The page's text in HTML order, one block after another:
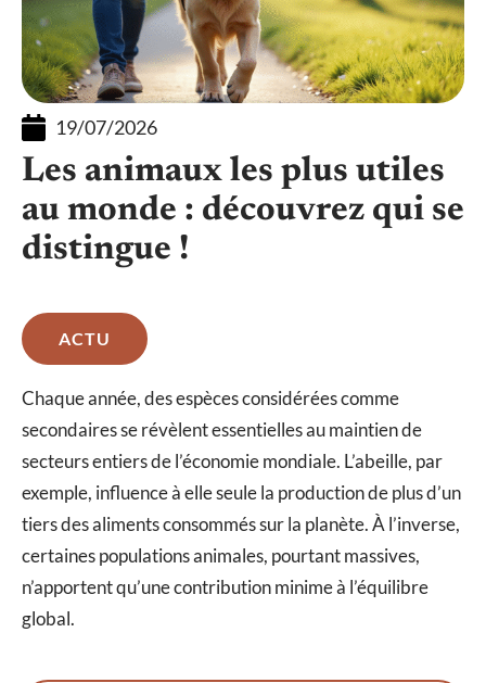
19/07/2026
Les animaux les plus utiles
au monde : découvrez qui se
distingue !
ACTU
Chaque année, des espèces considérées comme
secondaires se révèlent essentielles au maintien de
secteurs entiers de l’économie mondiale. L’abeille, par
exemple, influence à elle seule la production de plus d’un
tiers des aliments consommés sur la planète. À l’inverse,
certaines populations animales, pourtant massives,
n’apportent qu’une contribution minime à l’équilibre
global.